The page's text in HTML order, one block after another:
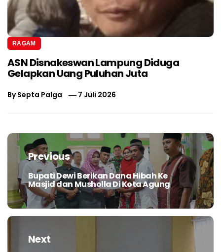
RAGAM
ASN Disnakeswan Lampung Diduga
Gelapkan Uang Puluhan Juta
BySepta Palga 7 Juli 2026
Navigasi
posPrevious
Previous
post:
Bupati Dewi Berikan Dana Hibah Ke
Masjid dan Musholla Di Kota Agung
Next